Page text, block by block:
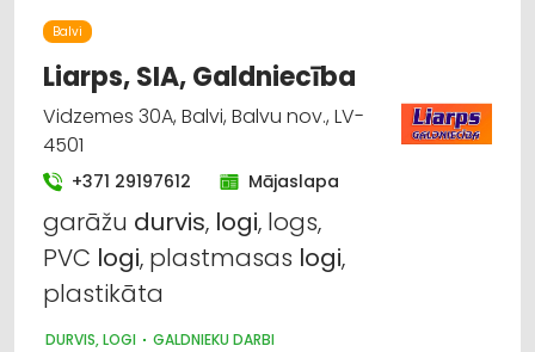
Balvi
Liarps, SIA, Galdniecība
Vidzemes 30A, Balvi, Balvu nov., LV-
4501
+371 29197612 Mājaslapa
garāžu durvis, logi, logs,
PVC logi, plastmasas logi,
plastikāta
DURVIS, LOGI
GALDNIEKU DARBI